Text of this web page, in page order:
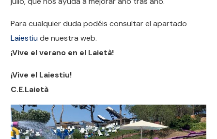
Para cualquier duda podéis consultar el apartado
Laiestiude nuestra web.
¡Vive el verano en el Laietà!
¡Vive el Laiestiu!
C.E.Laietà